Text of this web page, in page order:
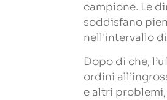
campione. Le
soddisfano
nell'intervallo
Dopo di che,
ordini
e altri